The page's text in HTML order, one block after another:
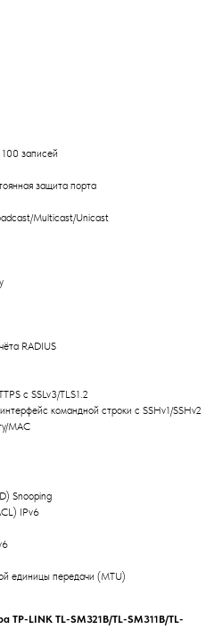
записей
защита порта
Multicast/Unicast
RADIUS
с SSLv3/TLS1.2
командной строки с SSHv1/SSHv2
MAC
Snooping
IPv6
единицы передачи (MTU)
TP-LINK TL-SM321B/TL-SM311B/TL-